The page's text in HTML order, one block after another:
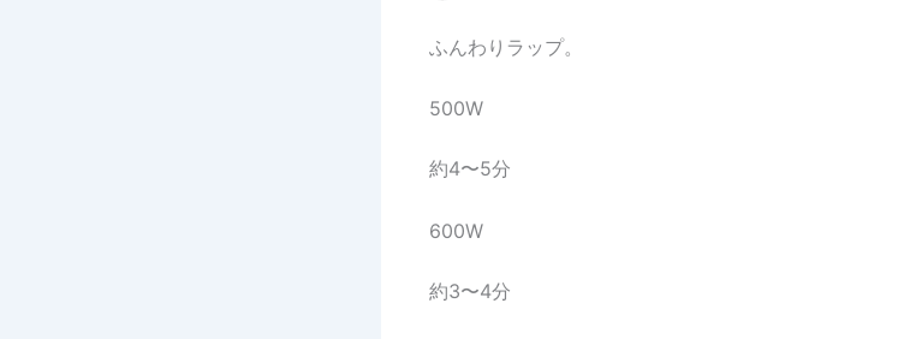
ふんわりラップ。
500W
約4〜5分
600W
約3〜4分